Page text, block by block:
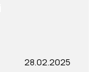
28.02.2025